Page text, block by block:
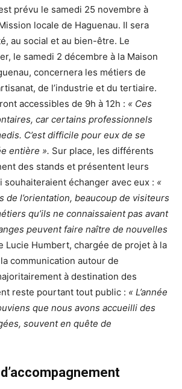
prévu le samedi 25 novembre à
locale de Haguenau. Il sera
au social et au bien-être. Le
le samedi 2 décembre à la Maison
concernera les métiers de
de l’industrie et du tertiaire.
accessibles de 9h à 12h : « Ces
car certains professionnels
C’est difficile pour eux de se
entière ». Sur place, les différents
des stands et présentent leurs
souhaiteraient échanger avec eux : «
de l’orientation, beaucoup de visiteurs
qu’ils ne connaissaient pas avant
peuvent faire naître de nouvelles
Lucie Humbert, chargée de projet à la
communication autour de
à destination des
reste pourtant tout public : « L’année
que nous avons accueilli des
souvent en quête de